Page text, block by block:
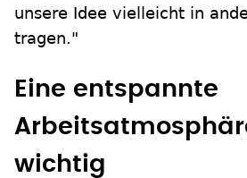
unsere Idee vielleicht in
tragen."
Eine entspannte
wichtig